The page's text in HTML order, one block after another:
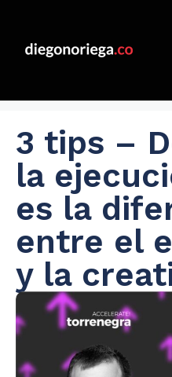
3 tips –
la
es la
entre el
y la